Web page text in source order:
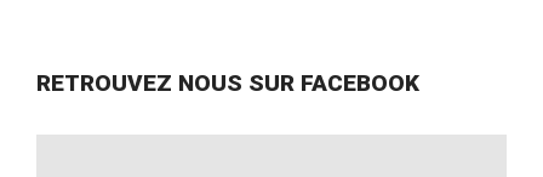
RETROUVEZ NOUS SUR FACEBOOK